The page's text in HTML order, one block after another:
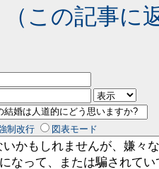
（この記事に
制改行 図表モード